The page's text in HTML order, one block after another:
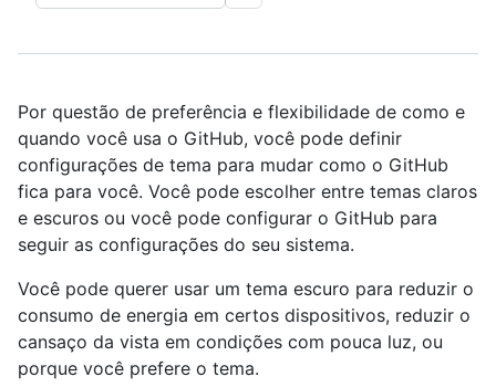
Por questão de preferência e flexibilidade de como e
quando você usa o GitHub, você pode definir
configurações de tema para mudar como o GitHub
fica para você. Você pode escolher entre temas claros
e escuros ou você pode configurar o GitHub para
seguir as configurações do seu sistema.
Você pode querer usar um tema escuro para reduzir o
consumo de energia em certos dispositivos, reduzir o
cansaço da vista em condições com pouca luz, ou
porque você prefere o tema.